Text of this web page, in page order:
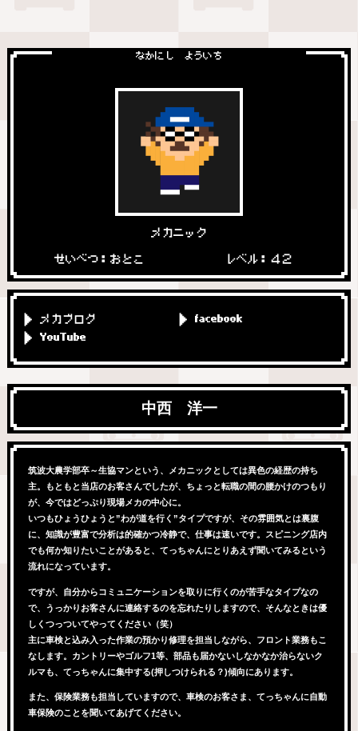
なかにし よういち
メカニック
せいべつ：おとこ レベル：４２
メカブログ
facebook
YouTube
中西 洋一
筑波大農学部卒～生協マンという、メカニックとしては異色の経歴の持ち
主。もともと当店のお客さんでしたが、ちょっと転職の間の腰かけのつもり
が、今ではどっぷり現場メカの中心に。
いつもひょうひょうと”わが道を行く”タイプですが、その雰囲気とは裏腹
に、知識が豊富で分析は的確かつ冷静で、仕事は速いです。スピニング店内
でも何か知りたいことがあると、てっちゃんにとりあえず聞いてみるという
流れになっています。
ですが、自分からコミュニケーションを取りに行くのが苦手なタイプなの
で、うっかりお客さんに連絡するのを忘れたりしますので、そんなときは優
しくつっついてやってください（笑）
主に車検と込み入った作業の預かり修理を担当しながら、フロント業務もこ
なします。カントリーやゴルフ1等、部品も届かないしなかなか治らないク
ルマも、てっちゃんに集中する(押しつけられる？)傾向にあります。
また、保険業務も担当していますので、車検のお客さま、てっちゃんに自動
車保険のことを聞いてあげてください。